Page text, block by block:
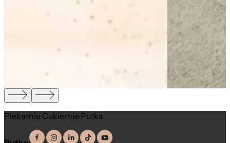
Piekarnie Cukiernie Putka